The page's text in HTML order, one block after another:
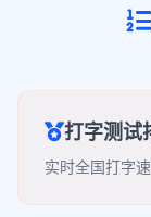
打字测试
实时全国打字